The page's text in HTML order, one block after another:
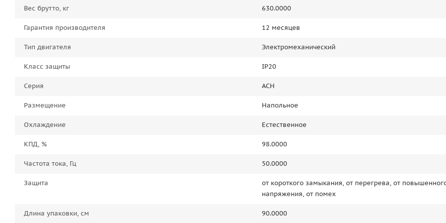
Вес брутто, кг 630.0000
Гарантия производителя 12 месяцев
Тип двигателя Электромеханический
Класс защиты IP20
Серия АСН
Размещение Напольное
Охлаждение Естественное
КПД, % 98.0000
Частота тока, Гц 50.0000
Защита
от короткого замыкания, от перегрева, от
напряжения, от помех
Длина упаковки, см 90.0000